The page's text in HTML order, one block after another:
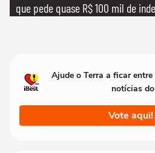
que pede quase R$ 100 mil de
Ajude o Terra a ficar
notícias
Vote aqui!